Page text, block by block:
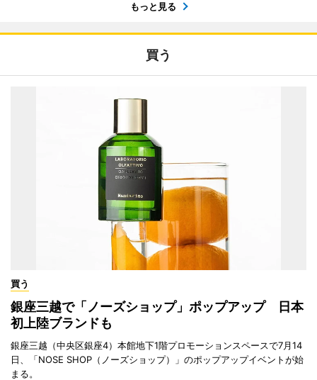
もっと見る
買う
買う
銀座三越で「ノーズショップ」ポップアップ 日本
初上陸ブランドも
銀座三越（中央区銀座4）本館地下1階プロモーションスペースで7月14
日、「NOSE SHOP（ノーズショップ）」のポップアップイベントが始
まる。